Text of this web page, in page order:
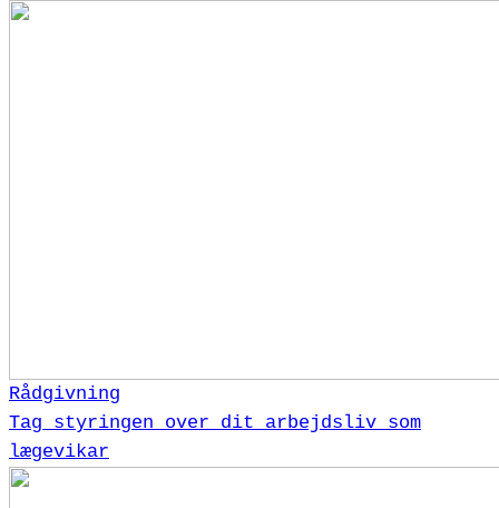
Rådgivning
Tag styringen over dit arbejdsliv som
lægevikar